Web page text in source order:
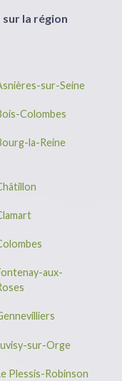
sur la région
sur-Seine
Colombes
la-Reine
aux-
sur-Orge
Plessis-Robinson